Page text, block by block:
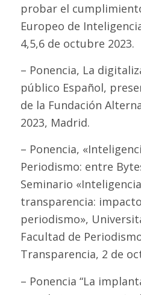
probar el
Europeo de
4,5,6 de octubre 2023.
– Ponencia, La
público Español,
de la Fundación
2023, Madrid.
– Ponencia,
Periodismo: entre
Seminario
transparencia:
periodismo»,
Facultad de
Transparencia, 2 de
– Ponencia “La